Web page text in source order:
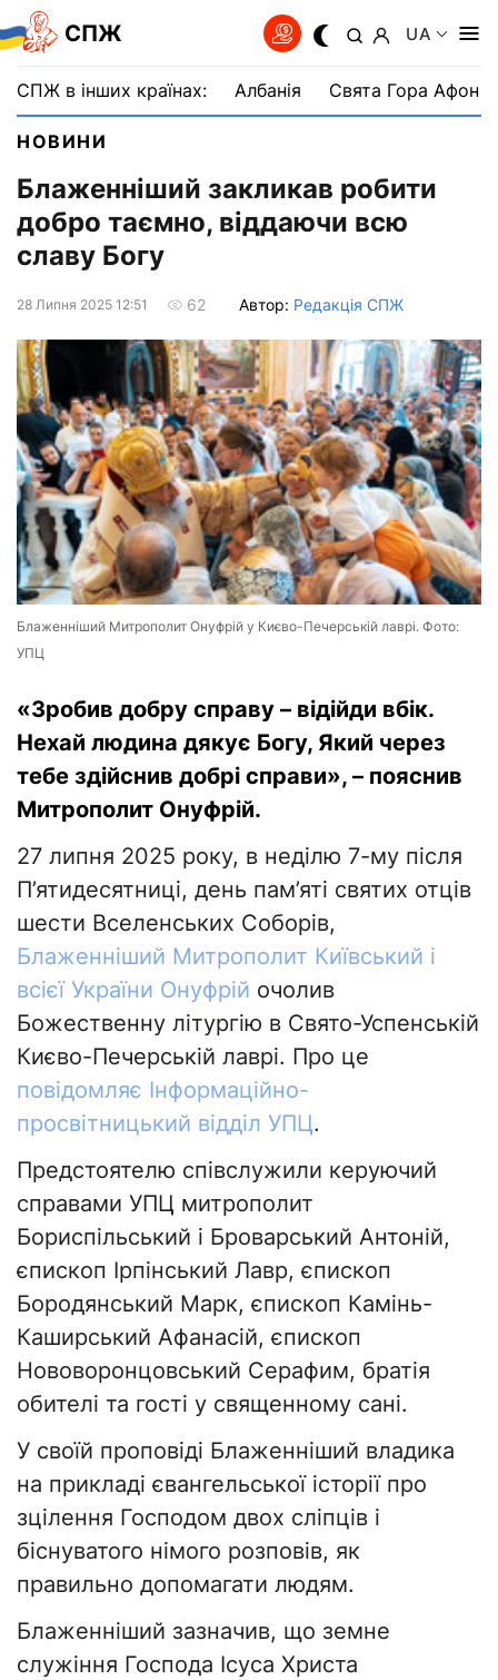
СПЖ UA
СПЖ в інших країнах: Албанія Свята Гора Афон
НОВИНИ
Блаженніший закликав робити
добро таємно, віддаючи всю
славу Богу
28 Липня 2025 12:51 62 Автор: Редакція СПЖ
Блаженніший Митрополит Онуфрій у Києво-Печерській лаврі. Фото:
УПЦ
«Зробив добру справу – відійди вбік.
Нехай людина дякує Богу, Який через
тебе здійснив добрі справи», – пояснив
Митрополит Онуфрій.
27 липня 2025 року, в неділю 7-му після
П’ятидесятниці, день пам’яті святих отців
шести Вселенських Соборів,
Блаженніший Митрополит Київський і
всієї України Онуфрій очолив
Божественну літургію в Свято-Успенській
Києво-Печерській лаврі. Про це
повідомляє Інформаційно-
просвітницький відділ УПЦ.
Предстоятелю співслужили керуючий
справами УПЦ митрополит
Бориспільський і Броварський Антоній,
єпископ Ірпінський Лавр, єпископ
Бородянський Марк, єпископ Камінь-
Каширський Афанасій, єпископ
Нововоронцовський Серафим, братія
обителі та гості у священному сані.
У своїй проповіді Блаженніший владика
на прикладі євангельської історії про
зцілення Господом двох сліпців і
біснуватого німого розповів, як
правильно допомагати людям.
Блаженніший зазначив, що земне
служіння Господа Ісуса Христа